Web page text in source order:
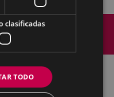
Aviso legal
del Ayuntamiento
clasificadas
TODO